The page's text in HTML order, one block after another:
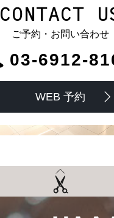
CONTACT
ご予約・お問い合わせ
03-6912-
WEB 予約